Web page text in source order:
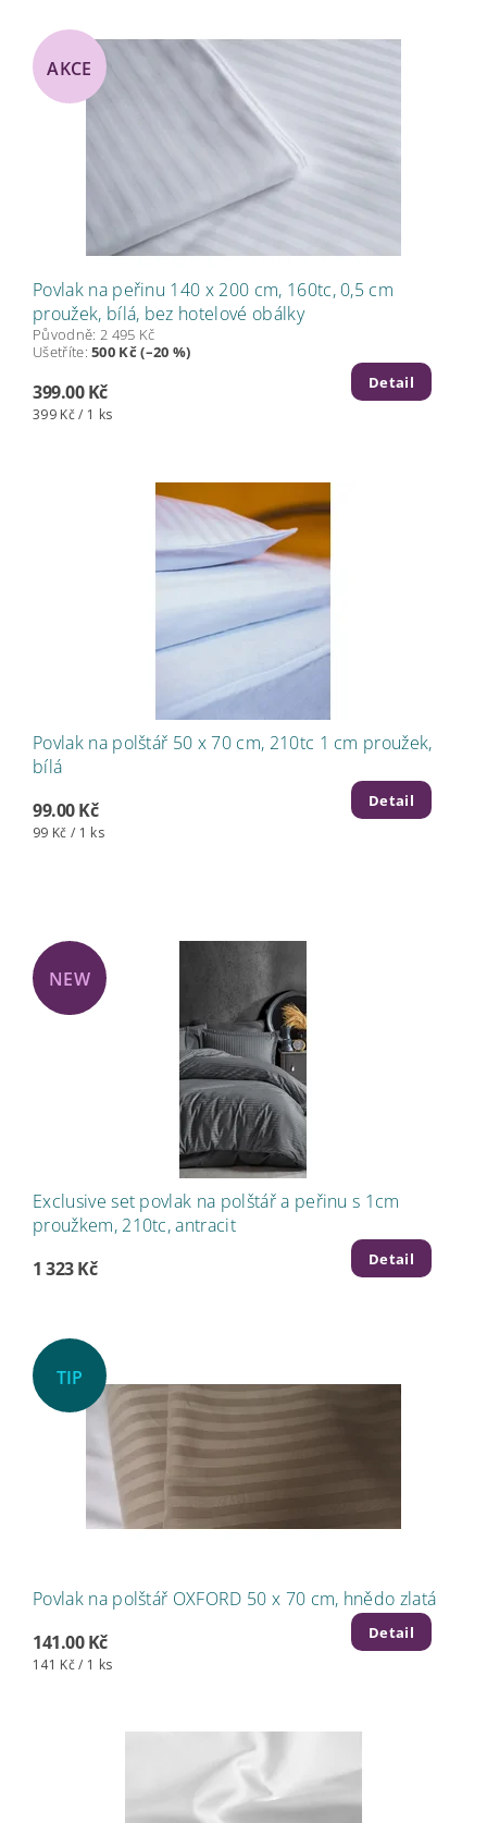
AKCE
Povlak na peřinu 140 x 200 cm, 160tc, 0,5 cm
proužek, bílá, bez hotelové obálky
Původně: 2 495 Kč
Ušetříte:500 Kč (–20 %)
399.00 Kč
399 Kč / 1 ks
Detail
Povlak na polštář 50 x 70 cm, 210tc 1 cm proužek,
bílá
99.00 Kč
99 Kč / 1 ks
Detail
NEW
Exclusive set povlak na polštář a peřinu s 1cm
proužkem, 210tc, antracit
1 323 Kč
Detail
TIP
Povlak na polštář OXFORD 50 x 70 cm, hnědo zlatá
141.00 Kč
141 Kč / 1 ks
Detail